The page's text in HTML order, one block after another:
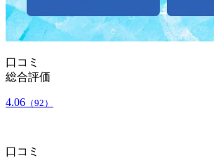
口コミ
総合評価
4.06 （92）
口コミ